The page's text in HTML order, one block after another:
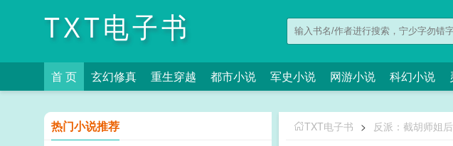
TXT电子书
首 页 玄幻修真 重生穿越 都市小说 军史小说 网游小说 科幻小说
TXT电子书 > 反派：截胡师姐
热门小说推荐